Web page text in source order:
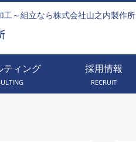
～組立なら株式会社山之内製作所
ティング 採用情報
RECRUIT